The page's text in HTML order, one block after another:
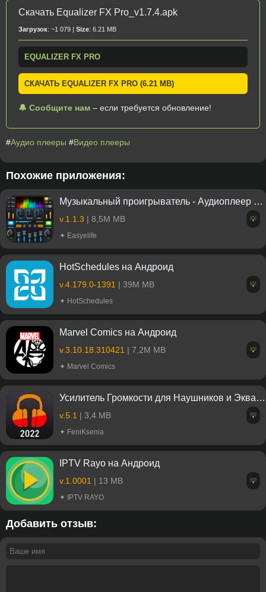
Скачать Equalizer FX Pro_v1.7.4.apk
Загрузок: ~1 079 | Size: 6.21 MB
EQUALIZER FX PRO
СКАЧАТЬ EQUALIZER FX PRO (6.21 MB)
🔔 Сообщите нам – если требуется обновление!
#Аудио плееры #Видео плееры
Похожие приложения:
Музыкальный проигрыватель - Аудиоплеер на Андроид
v.1.1.3 | 8,5M MB
✦ Easyelife
💡
HotSchedules на Андроид
v.4.179.0-1391 | 39M MB
✦ HotSchedules
💡
Marvel Comics на Андроид
v.3.10.18.310421 | 7,2M MB
✦ Marvel Comics
💡
Усилитель Громкости для Наушников и Эквалайзер на Андроид
v.5.1 | 3,4 MB
✦ FeniKsenia
💡
IPTV Rayo на Андроид
v.1.0001 | 13 MB
✦ IPTV RAYO
💡
Добавить отзыв: